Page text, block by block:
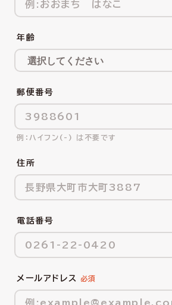
年齢
郵便番号
ハイフン(-) は不要です
住所
電話番号
メールアドレス